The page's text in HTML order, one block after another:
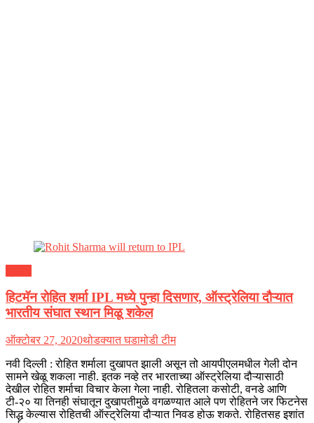
हिटमॅन रोहित शर्मा IPL मध्ये पुन्हा दिसणार, ऑस्ट्रेलिया दौऱ्यात
भारतीय संघात स्थान मिळू शकेल
ऑक्टोबर 27, 2020थोडक्यात घडामोडी टीम
नवी दिल्ली : रोहित शर्माला दुखापत झाली असून तो आयपीएलमधील गेली दोन
सामने खेळू शकला नाही. इतक नव्हे तर भारताच्या ऑस्ट्रेलिया दौऱ्यासाठी
देखील रोहित शर्माचा विचार केला गेला नाही. रोहितला कसोटी, वनडे आणि
टी-२० या तिनही संघातून दुखापतीमुळे वगळण्यात आले पण रोहितने जर फिटनेस
सिद्ध केल्यास रोहितची ऑस्ट्रेलिया दौऱ्यात निवड होऊ शकते. रोहितसह इशांत